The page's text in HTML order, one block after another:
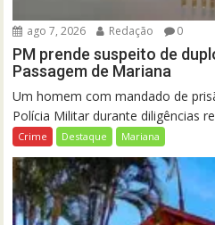
ago 7, 2026 Redação 0
PM prende suspeito de
Passagem de Mariana
Um homem com mandado de
Polícia Militar durante diligências
Crime Destaque Mariana